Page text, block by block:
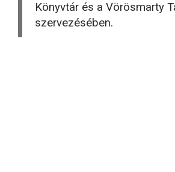
Könyvtár és a Vörösmarty
szervezésében.